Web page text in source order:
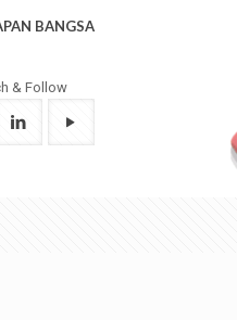
BANGSA
& Follow